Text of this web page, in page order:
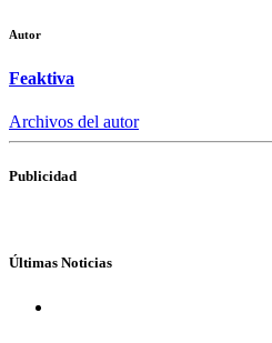
Autor
Feaktiva
Archivos del autor
Publicidad
Últimas Noticias